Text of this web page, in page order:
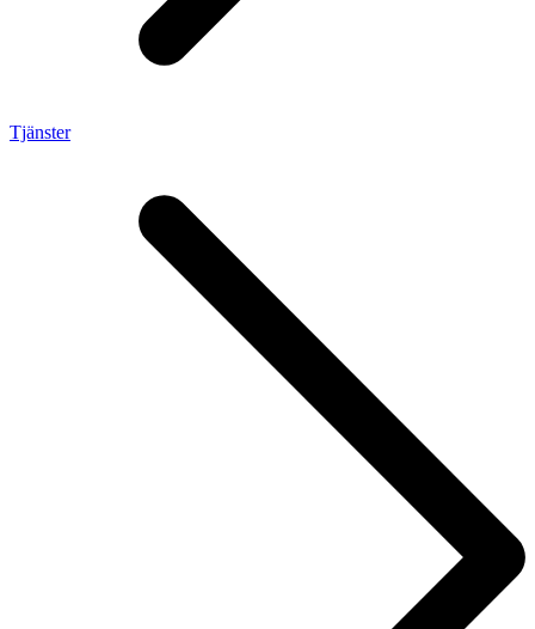
Tjänster